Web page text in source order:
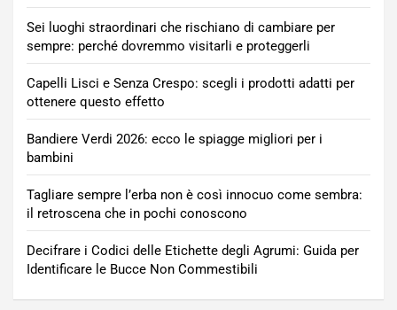
Sei luoghi straordinari che rischiano di cambiare per
sempre: perché dovremmo visitarli e proteggerli
Capelli Lisci e Senza Crespo: scegli i prodotti adatti per
ottenere questo effetto
Bandiere Verdi 2026: ecco le spiagge migliori per i
bambini
Tagliare sempre l’erba non è così innocuo come sembra:
il retroscena che in pochi conoscono
Decifrare i Codici delle Etichette degli Agrumi: Guida per
Identificare le Bucce Non Commestibili